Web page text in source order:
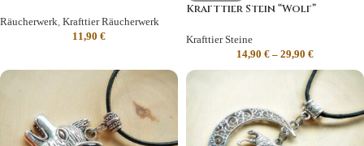
Räucherwerk Krafttier Räucherwerk
11,90 €
Krafttier Stein “Wolf”
Krafttier Steine
14,90 € – 29,90 €